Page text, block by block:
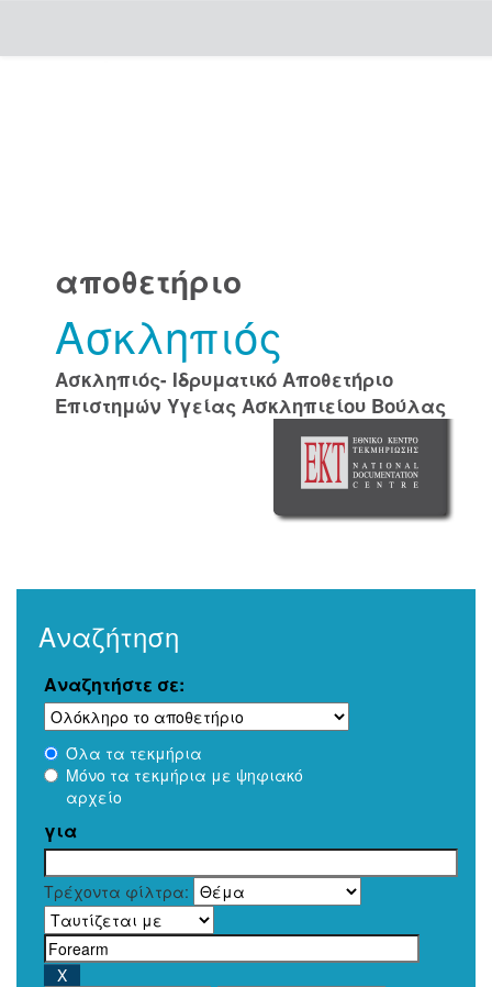
αποθετήριο
Ασκληπιός
Ασκληπιός- Ιδρυματικό Αποθετήριο
Επιστημών Υγείας Ασκληπιείου Βούλας
Αναζήτηση
Αναζητήστε σε:
Όλα τα τεκμήρια
Μόνο τα τεκμήρια με ψηφιακό
αρχείο
για
Τρέχοντα φίλτρα: